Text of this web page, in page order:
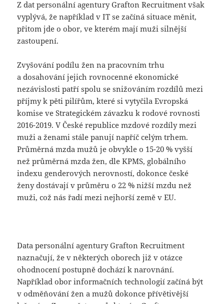
Z dat personální agentury Grafton Recruitment však
vyplývá, že například v IT se začíná situace měnit,
přitom jde o obor, ve kterém mají muži silnější
zastoupení.
Zvyšování podílu žen na pracovním trhu
a dosahování jejich rovnocenné ekonomické
nezávislosti patří spolu se snižováním rozdílů mezi
příjmy k pěti pilířům, které si vytyčila Evropská
komise ve Strategickém závazku k rodové rovnosti
2016-2019. V České republice mzdové rozdíly mezi
muži a ženami stále panují napříč celým trhem.
Průměrná mzda mužů je obvykle o 15-20 % vyšší
než průměrná mzda žen, dle KPMS, globálního
indexu genderových nerovností, dokonce české
ženy dostávají v průměru o 22 % nižší mzdu než
muži, což nás řadí mezi nejhorší země v EU.
Data personální agentury Grafton Recruitment
naznačují, že v některých oborech již v otázce
ohodnocení postupně dochází k narovnání.
Například obor informačních technologií začíná být
v odměňování žen a mužů dokonce přívětivější